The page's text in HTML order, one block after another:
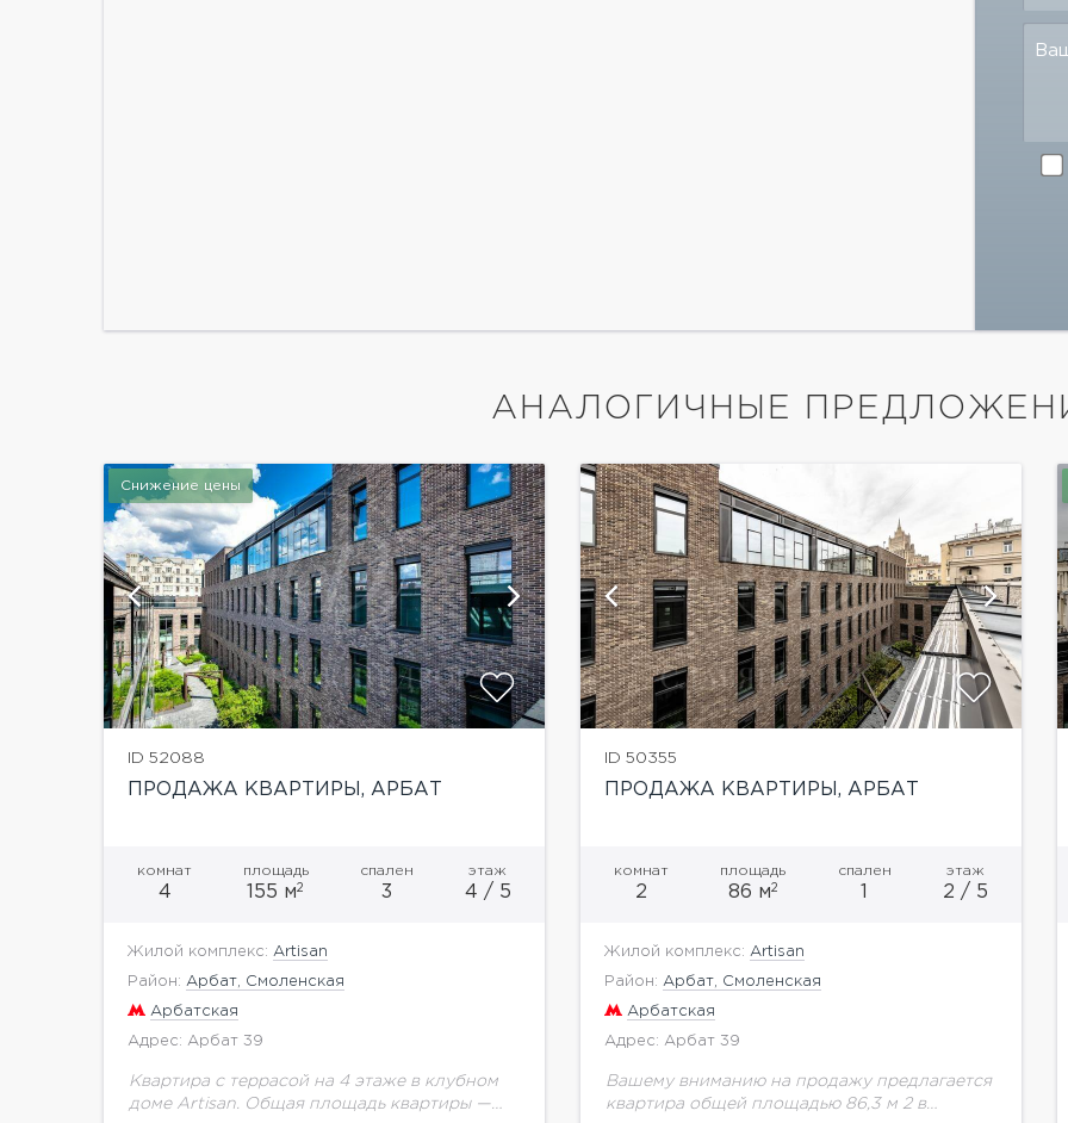
АНАЛОГИЧНЫЕ
Снижение цены
ID 52088
ПРОДАЖА КВАРТИРЫ, АРБАТ
комнат
4
площадь
155 м2
спален
3
этаж
4 / 5
Жилой комплекс: Artisan
Район: Арбат, Смоленская
Арбатская
Адрес: Арбат 39
Квартира с террасой на 4 этаже в клубном
доме Artisan. Общая площадь квартиры —
показать ещё 9 фотографий
ID 50355
ПРОДАЖА КВАРТИРЫ, АРБАТ
комнат
2
площадь
86 м2
спален этаж
2 / 5
Жилой комплекс: Artisan
Район: Арбат, Смоленская
Арбатская
Адрес: Арбат 39
Вашему вниманию на продажу предлагается
квартира общей площадью 86,3 м 2 в
показать ещё 4 фотографии